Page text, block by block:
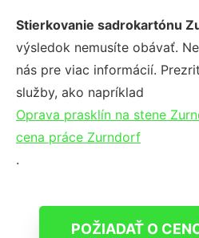
Stierkovanie sadrokartónu
výsledok nemusíte obávať.
nás pre viac informácií.
služby, ako napríklad
Oprava prasklín na stene
cena práce Zurndorf
.
POŽIADAŤ O